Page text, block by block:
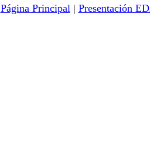
Página Principal| Presentación